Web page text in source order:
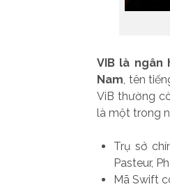
VIB là ngân
Nam, tên
ViB thường
là một trong
Trụ sở
Pasteur,
Mã Swift